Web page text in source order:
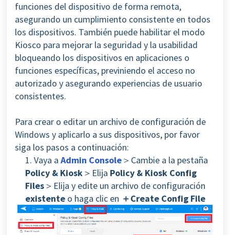
funciones del dispositivo de forma remota,
asegurando un cumplimiento consistente en todos
los dispositivos. También puede habilitar el modo
Kiosco para mejorar la seguridad y la usabilidad
bloqueando los dispositivos en aplicaciones o
funciones específicas, previniendo el acceso no
autorizado y asegurando experiencias de usuario
consistentes.
Para crear o editar un archivo de configuración de
Windows y aplicarlo a sus dispositivos, por favor
siga los pasos a continuación:
1. Vaya a Admin Console＞Cambie a la pestaña
Policy & Kiosk＞Elija Policy & Kiosk Config
Files＞Elija y edite un archivo de configuración
existente o haga clic en ＋Create Config File